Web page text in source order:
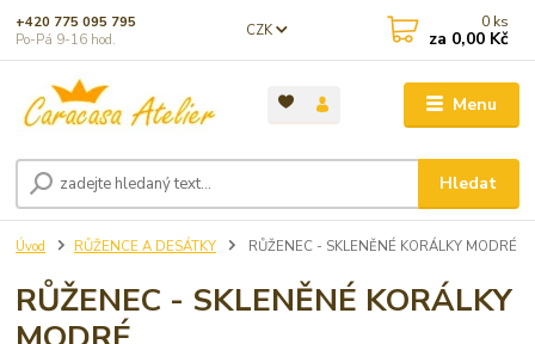
Menu
CZK
Hledat
+420 775 095 795
Po-Pá 9-16 hod.
0 ks
za 0,00 Kč
Úvod RŮŽENCE A DESÁTKY RŮŽENEC - SKLENĚNÉ KORÁLKY MODRÉ
RŮŽENEC - SKLENĚNÉ KORÁLKY